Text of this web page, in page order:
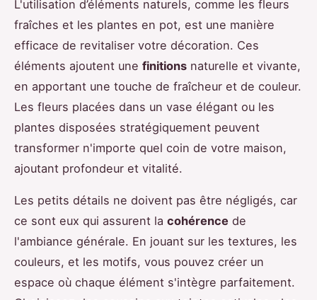
L'utilisation d’éléments naturels, comme les fleurs
fraîches et les plantes en pot, est une manière
efficace de revitaliser votre décoration. Ces
éléments ajoutent une finitions naturelle et vivante,
en apportant une touche de fraîcheur et de couleur.
Les fleurs placées dans un vase élégant ou les
plantes disposées stratégiquement peuvent
transformer n'importe quel coin de votre maison,
ajoutant profondeur et vitalité.
Les petits détails ne doivent pas être négligés, car
ce sont eux qui assurent la cohérence de
l'ambiance générale. En jouant sur les textures, les
couleurs, et les motifs, vous pouvez créer un
espace où chaque élément s'intègre parfaitement.